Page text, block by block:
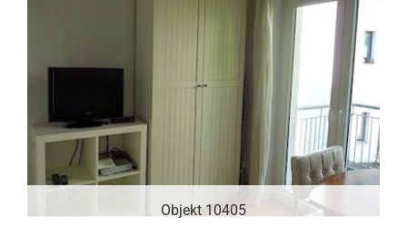
Objekt 10405